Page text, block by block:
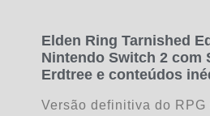
Elden Ring Tarnished
Nintendo Switch 2 com
Erdtree e conteúdos
Versão definitiva do RPG